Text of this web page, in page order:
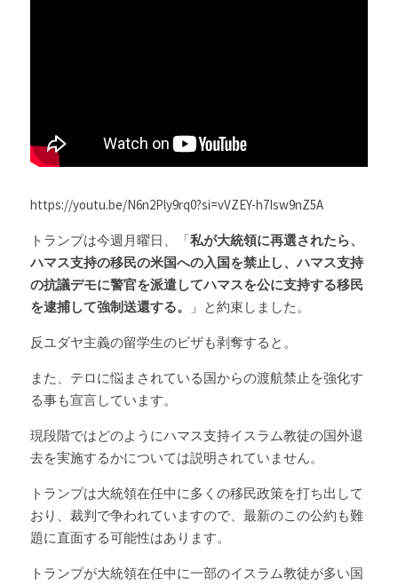
About Mei
Beginner's Content
question corner
投資
ログイン /登録
検索
https://youtu.be/N6n2Ply9rq0?si=vVZEY-h7Isw9nZ5A
トランプは今週月曜日、「私が大統領に再選されたら、
ハマス支持の移民の米国への入国を禁止し、ハマス支持
の抗議デモに警官を派遣してハマスを公に支持する移民
を逮捕して強制送還する。
」と約束しました。
反ユダヤ主義の留学生のビザも剥奪すると。
また、テロに悩まされている国からの渡航禁止を強化す
る事も宣言しています。
現段階ではどのようにハマス支持イスラム教徒の国外退
去を実施するかについては説明されていません。
トランプは大統領在任中に多くの移民政策を打ち出して
おり、裁判で争われていますので、最新のこの公約も難
題に直面する可能性はあります。
トランプが大統領在任中に一部のイスラム教徒が多い国